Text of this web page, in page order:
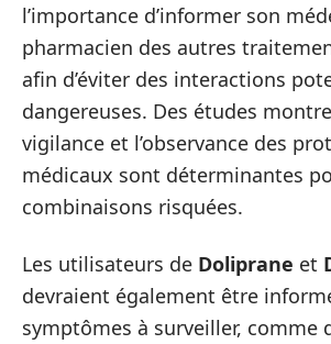
l’importance d’informer son
pharmacien des autres
afin d’éviter des interactions
dangereuses. Des études
vigilance et l’observance des
médicaux sont déterminantes
combinaisons risquées.
Les utilisateurs de Doliprane et
devraient également être
symptômes à surveiller, comme